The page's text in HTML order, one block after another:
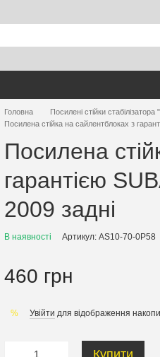
Головна Посилені стійки стабілізатора
Посилена стійка на сайлентблоках з
Посилена
гарантією
2009 задні
В наявності Артикул: AS10-70-0P58
460 грн
% Увійти для відображення
Купити